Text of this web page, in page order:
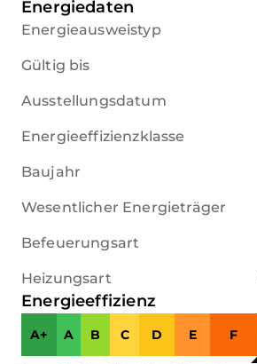
Energiedaten
Energieausweistyp
Gültig bis
Ausstellungsdatum
Energieeffizienzklasse
Baujahr
Wesentlicher Energieträger
Befeuerungsart
Heizungsart
Energieeffizienz
A+ A B C D E F